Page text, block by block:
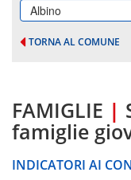
Albino
TORNA AL COMUNE
FAMIGLIE |
famiglie
INDICATORI AI